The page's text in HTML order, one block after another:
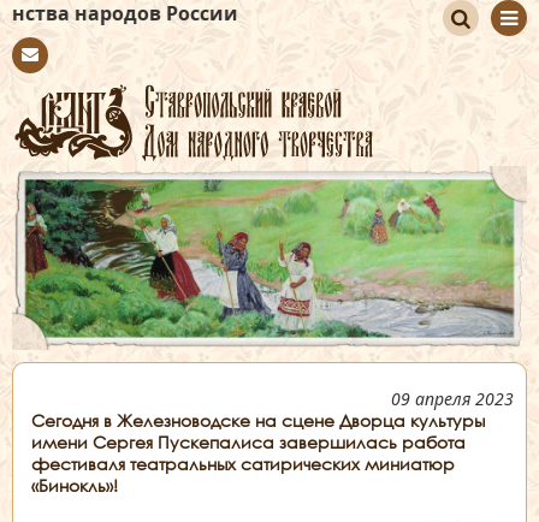
tact
иск
09 апреля 2023
Сегодня в Железноводске на сцене Дворца культуры
имени Сергея Пускепалиса завершилась работа
фестиваля театральных сатирических миниатюр
«Бинокль»!